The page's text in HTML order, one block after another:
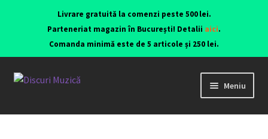
Livrare gratuită la comenzi peste 500 lei.
Parteneriat magazin în București! Detalii aici.
Comanda minimă este de 5 articole și 250 lei.
Meniu
Viniluri ediții originale anii 70-90